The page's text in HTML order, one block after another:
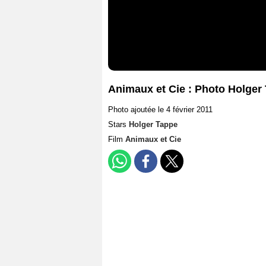
Animaux et Cie : Photo Holger
Photo ajoutée le 4 février 2011
Stars Holger Tappe
Film Animaux et Cie